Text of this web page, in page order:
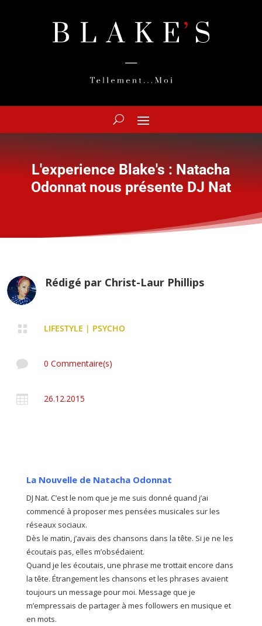
L'experience Blake's : Natacha
Odonnat nous présente DJ Nat
Rédigé par Christ-Laur Phillips
 LIFESTYLE | PSYCHO
 0 Commentaire(s)
 26.12.2015
La Nouvelle de Natacha Odonnat
DJ Nat. C’est le nom que je me suis donné quand j’ai
commencé à proposer mes pensées musicales sur les
réseaux sociaux.
Dès le matin, j’avais des chansons dans la tête. Si je ne les
écoutais pas, elles m’obsédaient.
Quand je les écoutais, une phrase me trottait encore dans
la tête. Étrangement les chansons et les phrases avaient
toujours un message pour moi. Message que je
m’empressais de partager à mes followers en musique et
en mots.